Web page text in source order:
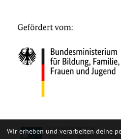
Wir erheben und verarbeiten deine